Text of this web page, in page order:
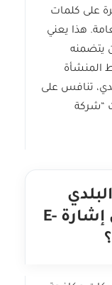
على كلمات
هذا يعني
يتضمنه
المنشأة
تنافس على
“شركة
والتصنيف النشاطي إلى إشارة E-